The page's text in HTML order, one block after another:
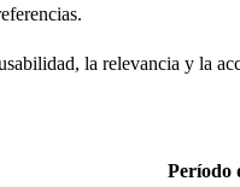
la relevancia y la
Período